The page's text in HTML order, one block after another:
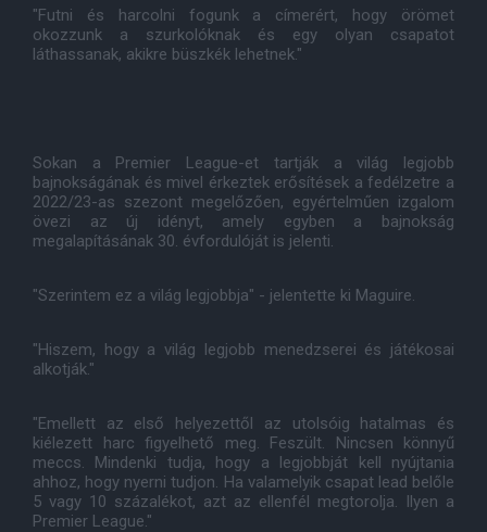
"Futni és harcolni fogunk a címerért, hogy örömet
okozzunk a szurkolóknak és egy olyan csapatot
láthassanak, akikre büszkék lehetnek."
Sokan a Premier League-et tartják a világ legjobb
bajnokságának és mivel érkeztek erősítések a fedélzetre a
2022/23-as szezont megelőzően, egyértelműen izgalom
övezi az új idényt, amely egyben a bajnokság
megalapításának 30. évfordulóját is jelenti.
"Szerintem ez a világ legjobbja" - jelentette ki Maguire.
"Hiszem, hogy a világ legjobb menedzserei és játékosai
alkotják."
"Emellett az első helyezettől az utolsóig hatalmas és
kiélezett harc figyelhető meg. Feszült. Nincsen könnyű
meccs. Mindenki tudja, hogy a legjobbját kell nyújtania
ahhoz, hogy nyerni tudjon. Ha valamelyik csapat lead belőle
5 vagy 10 százalékot, azt az ellenfél megtorolja. Ilyen a
Premier League."